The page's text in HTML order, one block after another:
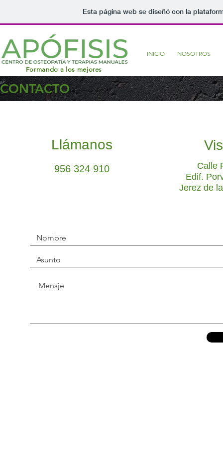
Esta página web se diseñó con la
Formando a los mejores
INICIO NOSOTROS
CONTACTO
Llámanos
956 324 910
Calle
Edif.
Jerez de